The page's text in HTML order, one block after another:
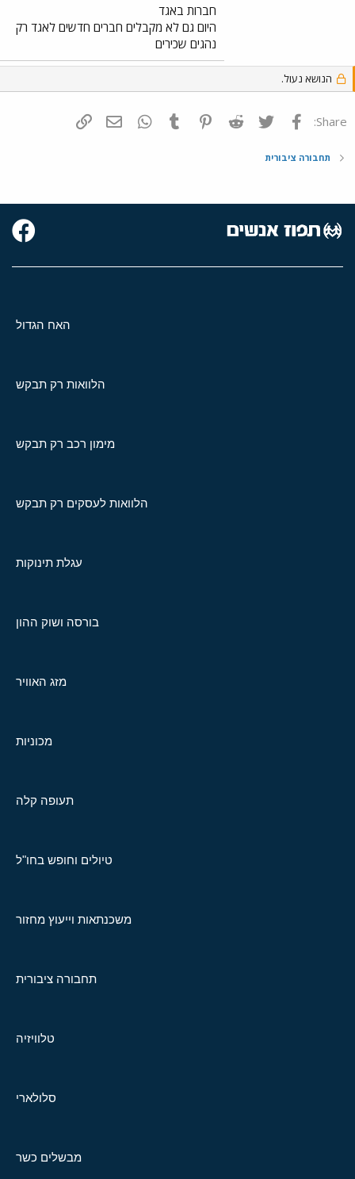
חברות באגד
היום גם לא מקבלים חברים חדשים לאגד רק
נהגים שכירים
הנושא נעול.
Share: פייסבוק Twitter
Reddit
Pinterest
Tumblr
WhatsAppדואר אלקטרוני
תחבורה ציבורית
האח הגדול
הלוואות רק תבקש
מימון רכב רק תבקש
הלוואות לעסקים רק תבקש
עגלת תינוקות
בורסה ושוק ההון
מזג האוויר
מכוניות
תעופה קלה
טיולים וחופש בחו"ל
משכנתאות וייעוץ מחזור
תחבורה ציבורית
טלוויזיה
סלולארי
מבשלים כשר